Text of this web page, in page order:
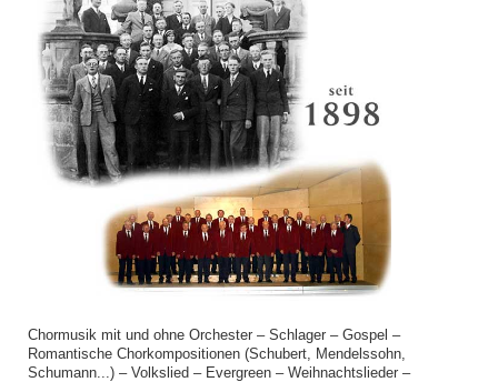
Chormusik mit und ohne Orchester – Schlager – Gospel –
Romantische Chorkompositionen (Schubert, Mendelssohn,
Schumann...) – Volkslied – Evergreen – Weihnachtslieder –